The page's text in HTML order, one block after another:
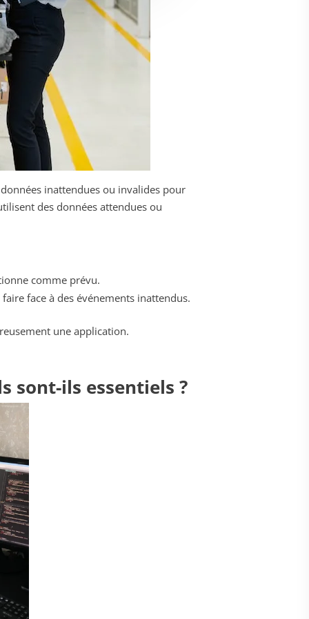
inattendues ou invalides pour
des données attendues ou
comme prévu.
face à des événements inattendus.
une application.
sont-ils essentiels ?